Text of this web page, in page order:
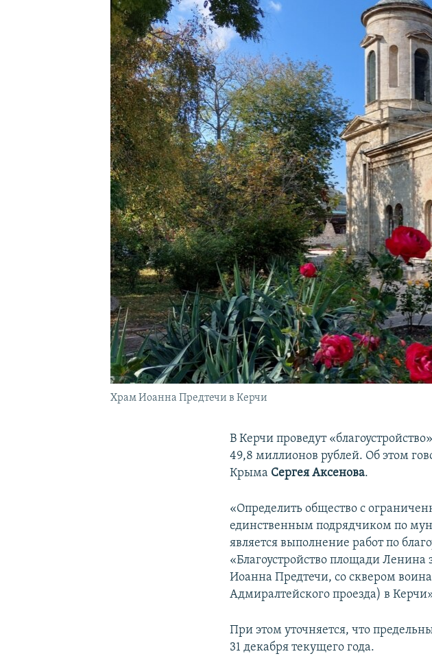
КРЫМ.НЕПОКОРЕННЫЙ
УКРАИНСКАЯ ПРОБЛЕМА КРЫМА
Храм Иоанна Предтечи в Керчи
В Керчи проведут
49,8 миллионов рублей. Об этом
Крыма Сергея Аксенова.
«Определить общество с
единственным подрядчиком по
является выполнение работ по
«Благоустройство площади
Иоанна Предтечи, со сквером
Адмиралтейского проезда) в
При этом уточняется, что
31 декабря текущего года.